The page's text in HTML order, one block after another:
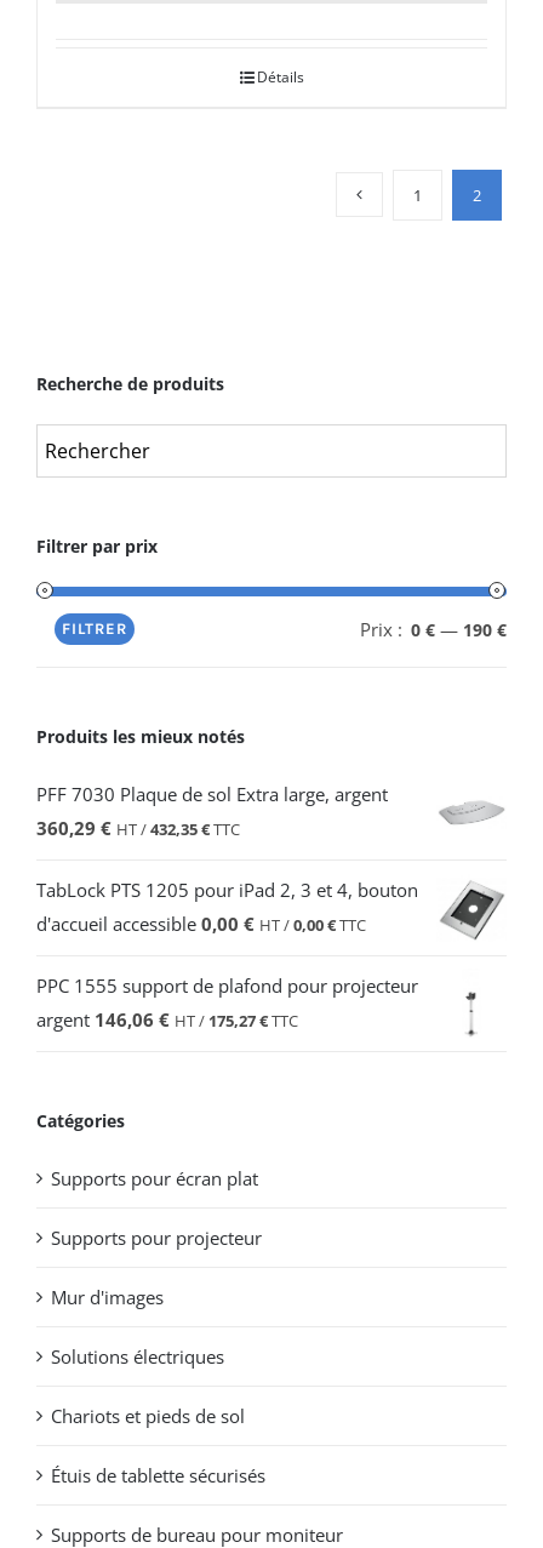
Détails
1 2
Recherche de produits
Filtrer par prix
FILTRER Prix : 0 € — 190 €
Produits les mieux notés
PFF 7030 Plaque de sol Extra large, argent
360,29 € HT /432,35€TTC
TabLock PTS 1205 pour iPad 2, 3 et 4, bouton
d'accueil accessible 0,00 € HT /0,00€TTC
PPC 1555 support de plafond pour projecteur
argent 146,06 € HT / 175,27€TTC
Catégories
Supports pour écran plat
Supports pour projecteur
Mur d'images
Solutions électriques
Chariots et pieds de sol
Étuis de tablette sécurisés
Supports de bureau pour moniteur